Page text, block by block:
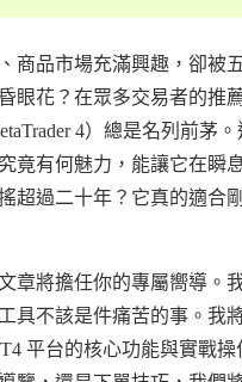
商品市場充滿興趣，卻被
眼花？在眾多交易者的推
4）總是名列前茅
竟有何魅力，能讓它在瞬
超過二十年？它真的適合
章將擔任你的專屬嚮導。
具不該是件痛苦的事。我
平台的核心功能與實戰